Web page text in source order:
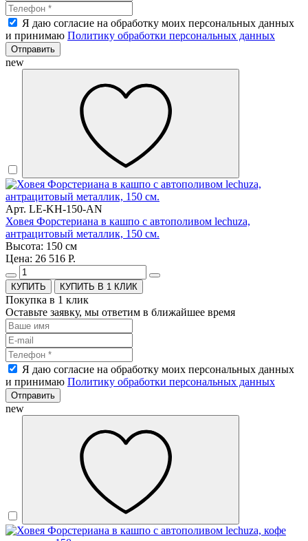
Я даю согласие на обработку моих персональных данных
и принимаю Политику обработки персональных данных
Отправить
new
Арт. LE-KH-150-AN
Ховея Форстериана в кашпо с автополивом lechuza,
антрацитовый металлик, 150 см.
Высота: 150 см
Цена: 26 516 Р.
КУПИТЬ В 1 КЛИК
Покупка в 1 клик
Оставьте заявку, мы ответим в ближайшее время
Я даю согласие на обработку моих персональных данных
и принимаю Политику обработки персональных данных
Отправить
new